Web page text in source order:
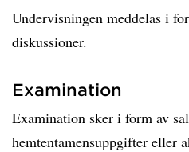
Undervisningen meddelas i
diskussioner.
Examination
Examination sker i form av
hemtentamensuppgifter eller